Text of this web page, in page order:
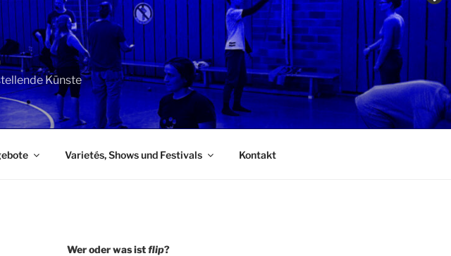
Künste
Varietés, Shows und Festivals Kontakt
Wer oder was istflip?